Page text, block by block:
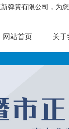
弹簧有限公司，为
网站首页 关于